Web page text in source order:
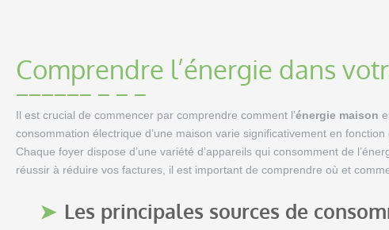
Comprendre l’énergie dans
Il est crucial de commencer par comprendre comment l’énergie maison
consommation électrique d’une maison varie significativement en
Chaque foyer dispose d’une variété d’appareils qui consomment de
réussir à réduire vos factures, il est important de comprendre où et
Les principales sources de